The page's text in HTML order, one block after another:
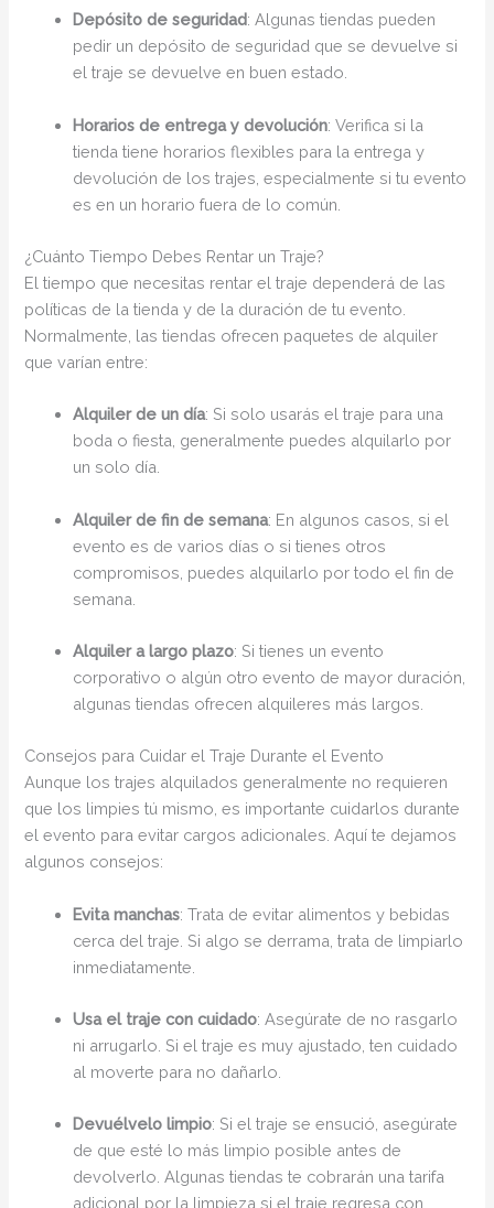
Depósito de seguridad: Algunas tiendas pueden
pedir un depósito de seguridad que se devuelve si
el traje se devuelve en buen estado.
Horarios de entrega y devolución: Verifica si la
tienda tiene horarios flexibles para la entrega y
devolución de los trajes, especialmente si tu evento
es en un horario fuera de lo común.
¿Cuánto Tiempo Debes Rentar un Traje?
El tiempo que necesitas rentar el traje dependerá de las
políticas de la tienda y de la duración de tu evento.
Normalmente, las tiendas ofrecen paquetes de alquiler
que varían entre:
Alquiler de un día: Si solo usarás el traje para una
boda o fiesta, generalmente puedes alquilarlo por
un solo día.
Alquiler de fin de semana: En algunos casos, si el
evento es de varios días o si tienes otros
compromisos, puedes alquilarlo por todo el fin de
semana.
Alquiler a largo plazo: Si tienes un evento
corporativo o algún otro evento de mayor duración,
algunas tiendas ofrecen alquileres más largos.
Consejos para Cuidar el Traje Durante el Evento
Aunque los trajes alquilados generalmente no requieren
que los limpies tú mismo, es importante cuidarlos durante
el evento para evitar cargos adicionales. Aquí te dejamos
algunos consejos:
Evita manchas: Trata de evitar alimentos y bebidas
cerca del traje. Si algo se derrama, trata de limpiarlo
inmediatamente.
Usa el traje con cuidado: Asegúrate de no rasgarlo
ni arrugarlo. Si el traje es muy ajustado, ten cuidado
al moverte para no dañarlo.
Devuélvelo limpio: Si el traje se ensució, asegúrate
de que esté lo más limpio posible antes de
devolverlo. Algunas tiendas te cobrarán una tarifa
adicional por la limpieza si el traje regresa con